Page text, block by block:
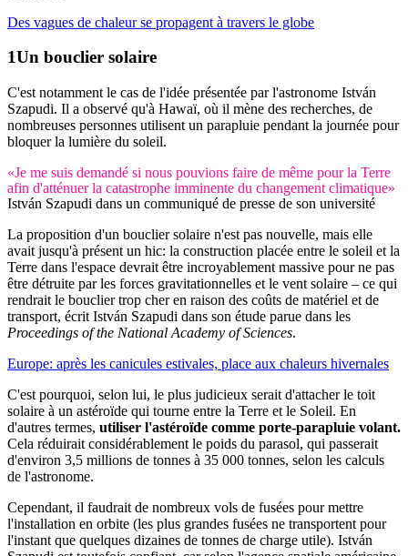
Des vagues de chaleur se propagent à travers le globe
Un bouclier solaire
C'est notamment le cas de l'idée présentée par l'astronome István
Szapudi. Il a observé qu'à Hawaï, où il mène des recherches, de
nombreuses personnes utilisent un parapluie pendant la journée pour
bloquer la lumière du soleil.
«Je me suis demandé si nous pouvions faire de même pour la Terre
afin d'atténuer la catastrophe imminente du changement climatique»
István Szapudi dans un communiqué de presse de son université
La proposition d'un bouclier solaire n'est pas nouvelle, mais elle
avait jusqu'à présent un hic: la construction placée entre le soleil et la
Terre dans l'espace devrait être incroyablement massive pour ne pas
être détruite par les forces gravitationnelles et le vent solaire – ce qui
rendrait le bouclier trop cher en raison des coûts de matériel et de
transport, écrit István Szapudi dans son étude parue dans les
Proceedings of the National Academy of Sciences.
Europe: après les canicules estivales, place aux chaleurs hivernales
C'est pourquoi, selon lui, le plus judicieux serait d'attacher le toit
solaire à un astéroïde qui tourne entre la Terre et le Soleil. En
d'autres termes, utiliser l'astéroïde comme porte-parapluie volant.
Cela réduirait considérablement le poids du parasol, qui passerait
d'environ 3,5 millions de tonnes à 35 000 tonnes, selon les calculs
de l'astronome.
Cependant, il faudrait de nombreux vols de fusées pour mettre
l'installation en orbite (les plus grandes fusées ne transportent pour
l'instant que quelques dizaines de tonnes de charge utile). István